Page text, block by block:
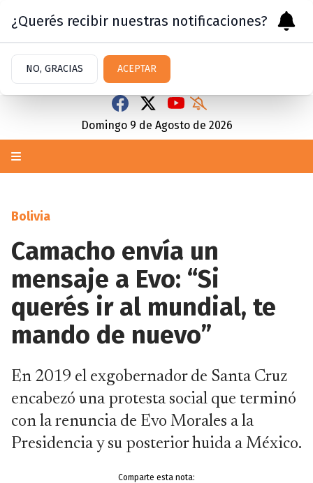
Domingo 9 de Agosto de 2026
Bolivia
Camacho envía un
mensaje a Evo: “Si
querés ir al mundial, te
mando de nuevo”
En 2019 el exgobernador de Santa Cruz
encabezó una protesta social que terminó
con la renuncia de Evo Morales a la
Presidencia y su posterior huida a México.
Comparte esta nota:
¿Querés recibir nuestras notificaciones?
NO, GRACIAS ACEPTAR